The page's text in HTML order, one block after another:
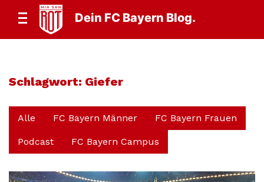
Dein FC Bayern Blog.
Schlagwort: Giefer
Alle FC Bayern Männer FC Bayern Frauen
Podcast FC Bayern Campus